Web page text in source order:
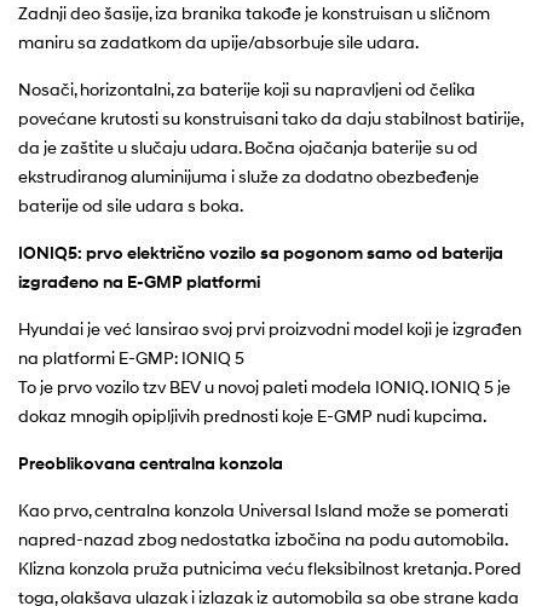
Zadnji deo šasije, iza branika takođe je konstruisan u sličnom
maniru sa zadatkom da upije/absorbuje sile udara.
Nosači, horizontalni, za baterije koji su napravljeni od čelika
povećane krutosti su konstruisani tako da daju stabilnost batirije,
da je zaštite u slučaju udara. Bočna ojačanja baterije su od
ekstrudiranog aluminijuma i služe za dodatno obezbeđenje
baterije od sile udara s boka.
IONIQ5: prvo električno vozilo sa pogonom samo od baterija
izgrađeno na E-GMP platformi
Hyundai je već lansirao svoj prvi proizvodni model koji je izgrađen
na platformi E-GMP: IONIQ 5
To je prvo vozilo tzv BEV u novoj paleti modela IONIQ. IONIQ 5 je
dokaz mnogih opipljivih prednosti koje E-GMP nudi kupcima.
Preoblikovana centralna konzola
Kao prvo, centralna konzola Universal Island može se pomerati
napred-nazad zbog nedostatka izbočina na podu automobila.
Klizna konzola pruža putnicima veću fleksibilnost kretanja. Pored
toga, olakšava ulazak i izlazak iz automobila sa obe strane kada